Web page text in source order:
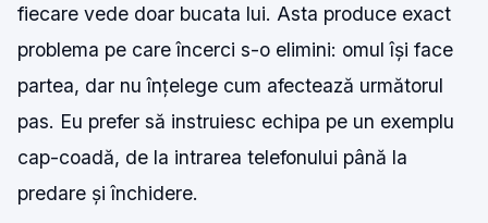
fiecare vede doar bucata lui. Asta produce exact
problema pe care încerci s-o elimini: omul își face
partea, dar nu înțelege cum afectează următorul
pas. Eu prefer să instruiesc echipa pe un exemplu
cap-coadă, de la intrarea telefonului până la
predare și închidere.